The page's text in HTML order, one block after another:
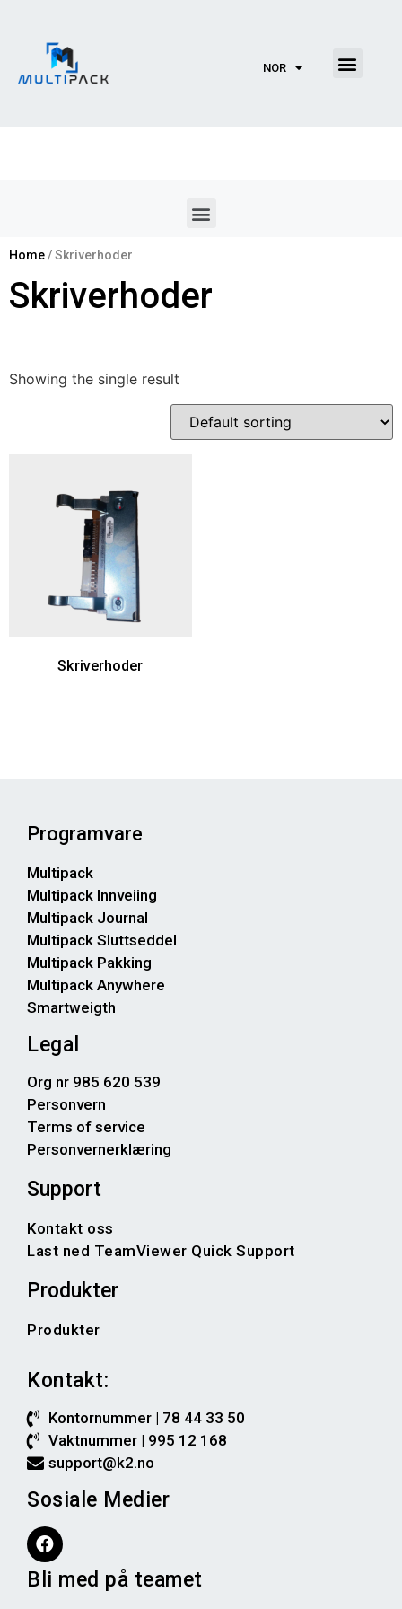
NOR
Home/ Skriverhoder
Skriverhoder
Showing the single result
Skriverhoder
Programvare
Multipack
Multipack Innveiing
Multipack Journal
Multipack Sluttseddel
Multipack Pakking
Multipack Anywhere
Smartweigth
Legal
Org nr 985 620 539
Personvern
Terms of service
Personvernerklæring
Support
Kontakt oss
Last ned TeamViewer Quick Support
Produkter
Produkter
Kontakt:
Kontornummer | 78 44 33 50
Vaktnummer | 995 12 168
support@k2.no
Sosiale Medier
Bli med på teamet